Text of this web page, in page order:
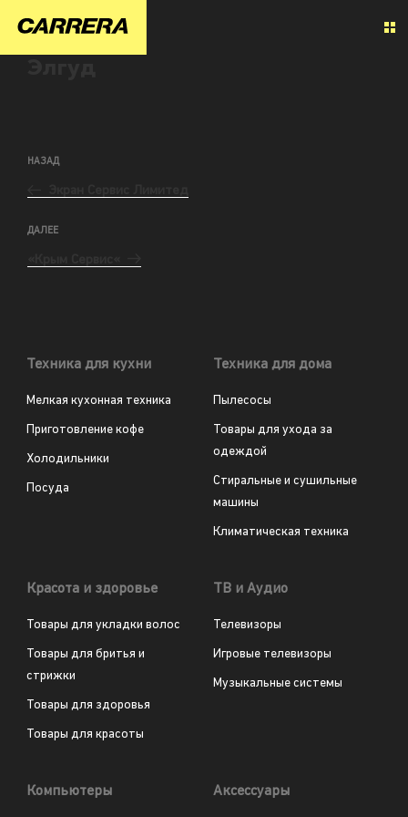
НАЗАД
ДАЛЕЕ
Техника для кухни
Мелкая кухонная техника
Приготовление кофе
Холодильники
Посуда
Техника для дома
Пылесосы
Товары для ухода за
одеждой
Стиральные и сушильные
машины
Климатическая техника
Красота и здоровье
Товары для укладки волос
Товары для бритья и
стрижки
Товары для здоровья
Товары для красоты
ТВ и Аудио
Телевизоры
Игровые телевизоры
Музыкальные системы
Компьютеры Аксессуары